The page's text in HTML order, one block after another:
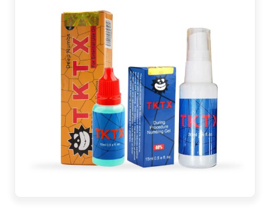
auf.
Die
Optionen
können
auf
der
Produktseite
gewählt
werden